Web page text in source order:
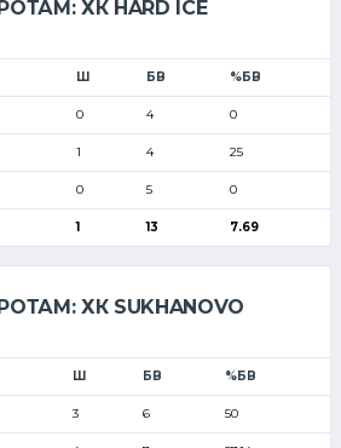
ХК HARD ICE
Ш БВ %БВ
0 4 0
1 4 25
0 5 0
1 13 7.69
ХК SUKHANOVO
Ш БВ %БВ
3 6 50